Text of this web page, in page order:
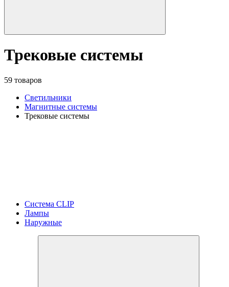
Трековые системы
59 товаров
Светильники
Магнитные системы
Трековые системы
Система CLIP
Лампы
Наружные